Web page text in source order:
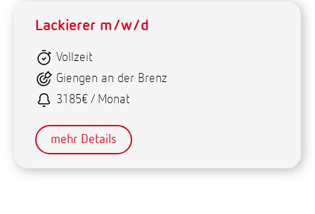
Lackierer m/w/d
Vollzeit
Giengen an der Brenz
3185€ / Monat
mehr Details